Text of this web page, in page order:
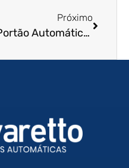
Próximo
Portão Automático de Enrolar em Garca – SP